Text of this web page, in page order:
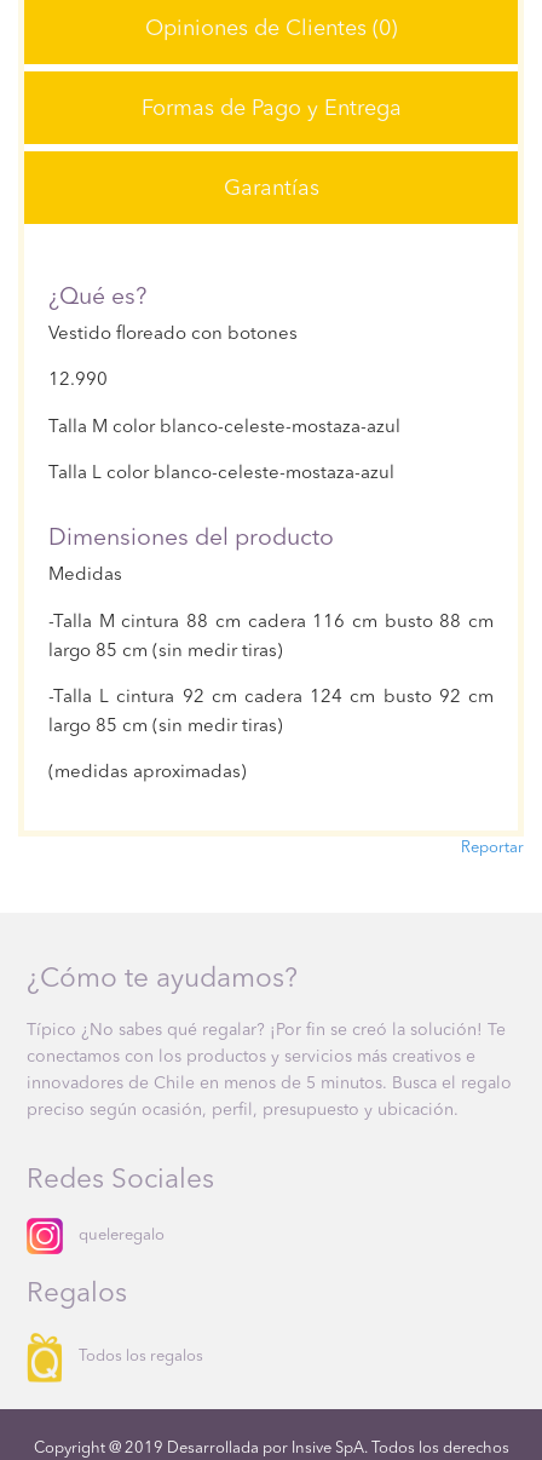
Opiniones de Clientes (0)
Formas de Pago y Entrega
Garantías
¿Qué es?
Vestido floreado con botones
12.990
Talla M color blanco-celeste-mostaza-azul
Talla L color blanco-celeste-mostaza-azul
Dimensiones del producto
Medidas
-Talla M cintura 88 cm cadera 116 cm busto 88 cm
largo 85 cm (sin medir tiras)
-Talla L cintura 92 cm cadera 124 cm busto 92 cm
largo 85 cm (sin medir tiras)
(medidas aproximadas)
Reportar
¿Cómo te ayudamos?
Típico ¿No sabes qué regalar? ¡Por fin se creó la solución! Te
conectamos con los productos y servicios más creativos e
innovadores de Chile en menos de 5 minutos. Busca el regalo
preciso según ocasión, perfil, presupuesto y ubicación.
Redes Sociales
queleregalo
Regalos
Todos los regalos
Copyright @ 2019 Desarrollada por Insive SpA. Todos los derechos